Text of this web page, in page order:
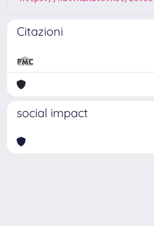
Citazioni
social impact